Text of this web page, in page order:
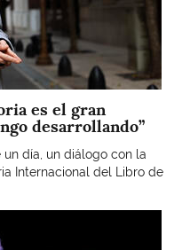
es el gran
desarrollando”
día, un diálogo con la
Internacional del Libro de